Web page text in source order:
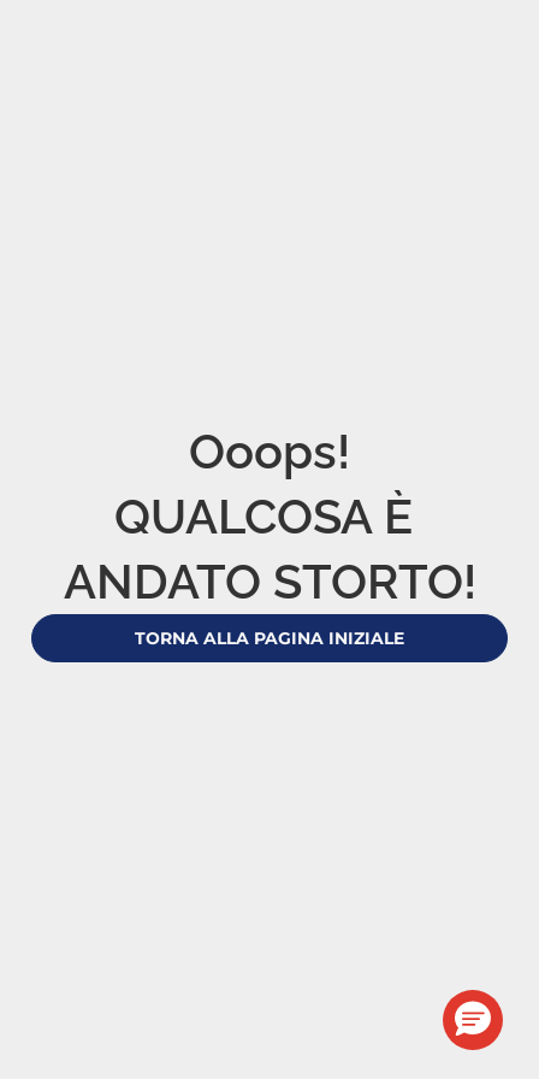
Ooops!
QUALCOSA È
ANDATO STORTO!
TORNA ALLA PAGINA INIZIALE